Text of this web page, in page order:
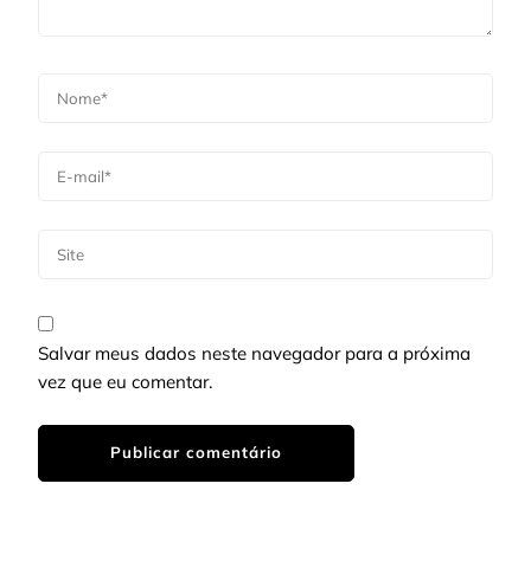
Salvar meus dados neste navegador para a próxima
vez que eu comentar.